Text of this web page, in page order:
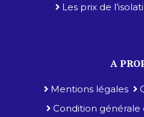
Les prix de
A
Mentions légales
Condition générale